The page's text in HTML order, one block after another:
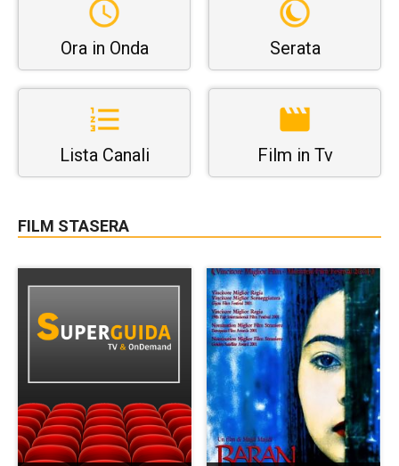
Ora in Onda Serata
Lista Canali Film in Tv
FILM STASERA